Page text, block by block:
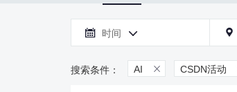
 时间  
AI  CSDN活动